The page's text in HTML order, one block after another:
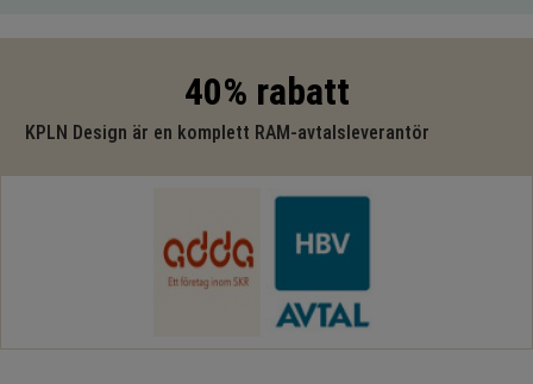
40% rabatt
KPLN Design är en komplett RAM-avtalsleverantör